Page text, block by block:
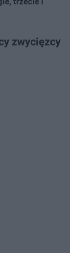
zwycięzcy